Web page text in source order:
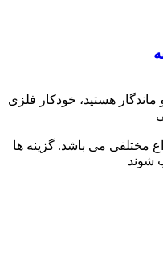
ماندگار هستید، خودکار فلزی
مختلفی می باشد. گزینه ها
شوند